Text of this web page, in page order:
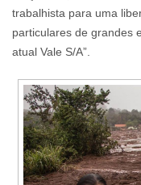
trabalhista para uma
particulares de grandes
atual Vale S/A”.